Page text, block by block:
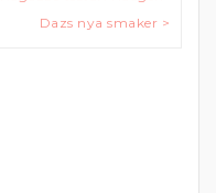
Dazs nya smaker >